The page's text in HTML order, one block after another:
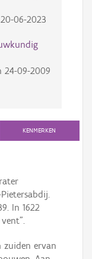
20-06-2023
24-09-2009
KENMERKEN
In 1622
zuiden ervan